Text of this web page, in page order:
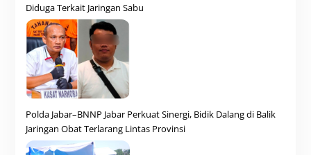
Diduga Terkait Jaringan Sabu
Polda Jabar–BNNP Jabar Perkuat Sinergi, Bidik Dalang di Balik
Jaringan Obat Terlarang Lintas Provinsi